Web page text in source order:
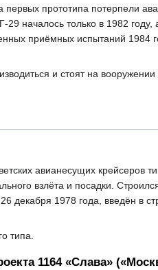
прототипа потерпели
29 началось только в 1982
приёмных испытаний 1984
и стоят на вооружении
авианесущих крейсеров
взлёта и посадки.
декабря 1978 года, введён в
типа.
1164 «Слава»